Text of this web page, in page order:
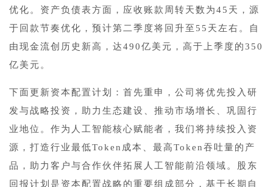
优化。资产负债表方面，应收账款周转天数为45天，源
于回款节奏优化，预计第二季度将回升至55天左右。自
由现金流创历史新高，达490亿美元，高于上季度的350
亿美元。
下面更新资本配置计划：首先重申，公司将优先投入研
发与战略投资，助力生态建设、推动市场增长、巩固行
业地位。作为人工智能核心赋能者，我们将持续投入资
源，打造行业最低Token成本、最高Token吞吐量的产
品，助力客户与合作伙伴拓展人工智能前沿领域。股东
回报计划是资本配置战略的重要组成部分，基于长期自